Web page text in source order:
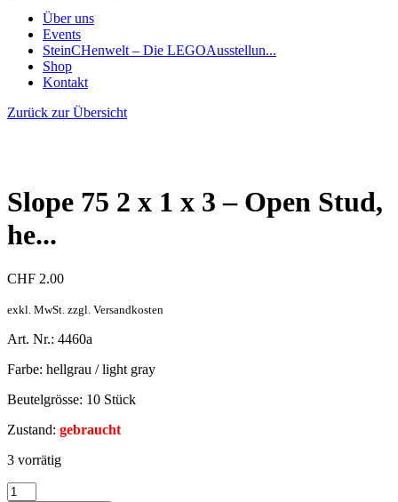
Über uns
Events
SteinCHenwelt – Die LEGOAusstellun...
Shop
Kontakt
Zurück zur Übersicht
Slope 75 2 x 1 x 3 – Open Stud,
he...
CHF 2.00
exkl. MwSt. zzgl. Versandkosten
Art. Nr.: 4460a
Farbe: hellgrau / light gray
Beutelgrösse: 10 Stück
Zustand: gebraucht
3 vorrätig